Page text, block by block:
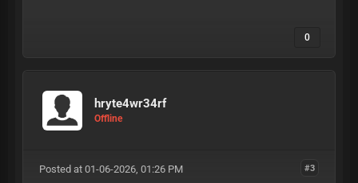
0
hryte4wr34rf
Offline
#3
Posted at 01-06-2026, 01:26 PM